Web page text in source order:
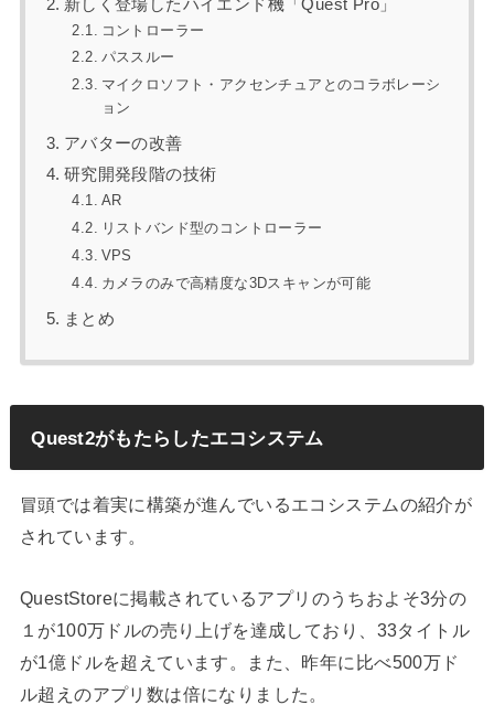
新しく登場したハイエンド機「Quest Pro」
コントローラー
パススルー
マイクロソフト・アクセンチュアとのコラボレーシ
ョン
アバターの改善
研究開発段階の技術
AR
リストバンド型のコントローラー​​
VPS
カメラのみで高精度な3Dスキャンが可能
まとめ
Quest2がもたらしたエコシステム
冒頭では着実に構築が進んでいるエコシステムの紹介が
されています。
QuestStoreに掲載されているアプリのうちおよそ3分の
１が100万ドルの売り上げを達成しており、33タイトル
が1億ドルを超えています。また、昨年に比べ500万ド
ル超えのアプリ数は倍になりました。